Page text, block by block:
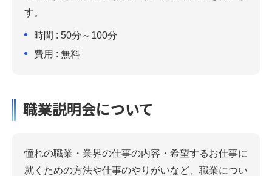
す。
時間 : 50分～100分
費用 : 無料
職業説明会について
憧れの職業・業界の仕事の内容・希望するお仕事に
就くための方法や仕事のやりがいなど、職業につい